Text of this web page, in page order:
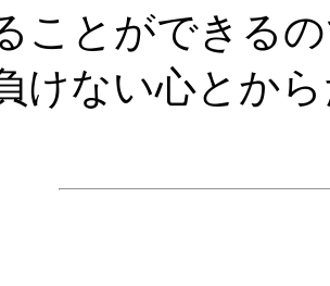
ことができる
けない心とか